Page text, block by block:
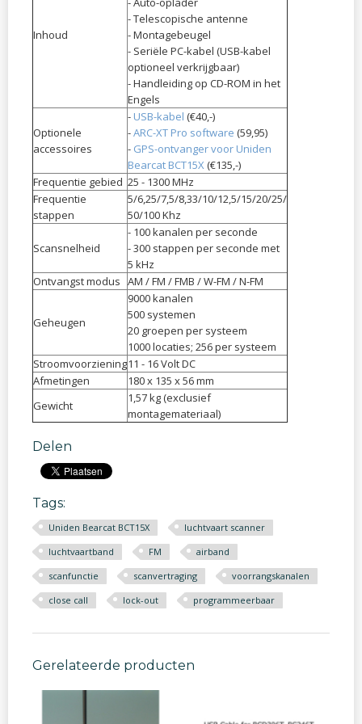
Inhoud
- Telescopische antenne
- Montagebeugel
- Seriële PC-kabel (USB-kabel
optioneel verkrijgbaar)
- Handleiding op CD-ROM in het
Engels
Optionele
accessoires
- USB-kabel (€40,-)
- ​ARC-XT Pro software (59,95)
- GPS-ontvanger voor Uniden
Bearcat BCT15X(€135,-)
Frequentie gebied 25 - 1300 MHz
Frequentie
stappen
5/6,25/7,5/8,33/10/12,5/15/20/25/
50/100 Khz
Scansnelheid
- 100 kanalen per seconde
- 300 stappen per seconde met
5 kHz
Ontvangst modus AM / FM / FMB / W-FM / N-FM
Geheugen
9000 kanalen
500 systemen
20 groepen per systeem
1000 locaties; 256 per systeem
Stroomvoorziening11 - 16 Volt DC
Afmetingen
180 x 135 x 56 mm
Gewicht
1,57 kg (exclusief
montagemateriaal)
Delen
Tags:
Uniden Bearcat BCT15X
luchtvaart scanner
luchtvaartband
FM
airband
scanfunctie
scanvertraging
voorrangskanalen
close call
lock-out programmeerbaar
Gerelateerde producten